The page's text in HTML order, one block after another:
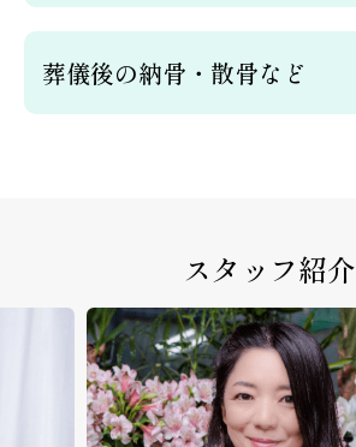
葬儀後の納骨・散骨など
スタッフ紹介